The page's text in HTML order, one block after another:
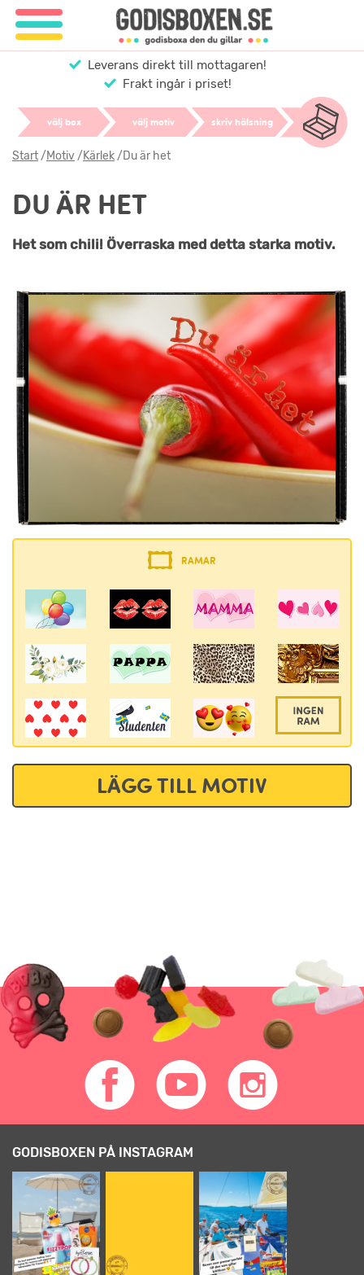
Leverans direkt till mottagaren!
Frakt ingår i priset!
välj box välj motiv skriv hälsning
Start/Motiv/Kärlek/Du är het
DU ÄR HET
Het som chili! Överraska med detta starka motiv.
RAMAR
LÄGG TILL MOTIV
GODISBOXEN PÅ INSTAGRAM